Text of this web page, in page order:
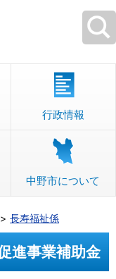
行政情報
中野市について
長寿福祉係
進事業補助金